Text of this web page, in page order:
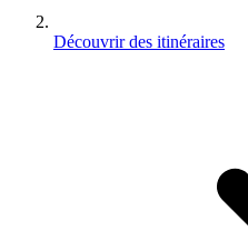
Découvrir des itinéraires